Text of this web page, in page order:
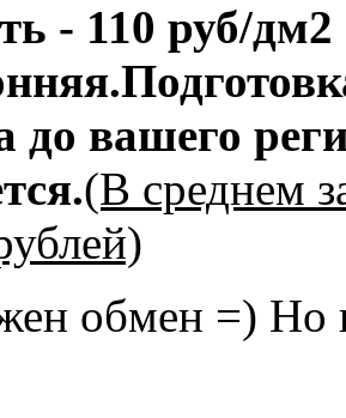
- 110 руб/
до вашего
(В среднем
обмен =) Но